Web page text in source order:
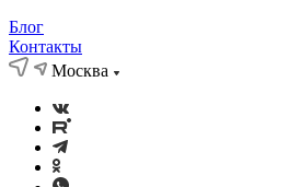
Блог
Контакты
Москва